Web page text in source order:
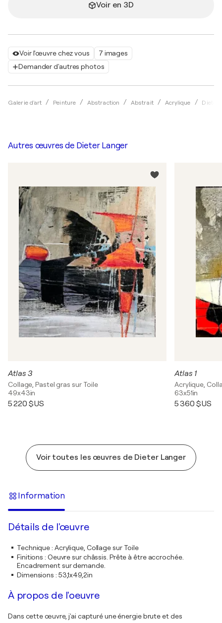
Voir l'œuvre chez vous
7 images
Demander d'autres photos
Galerie d'art Peinture Abstraction Abstrait Acrylique Dieter
Voir en 3D
Autres œuvres de Dieter Langer
Atlas 3
Collage, Pastel gras sur Toile
49x43in
5 220 $US
Atlas 1
Acrylique,
63x51in
5 360 $US
Voir toutes les œuvres de Dieter Langer
Information
Détails de l'œuvre
Technique: Acrylique, Collage sur Toile
Finitions : Oeuvre sur châssis. Prête à être accrochée.
Encadrement sur demande.
Dimensions : 53,1x49,2in
À propos de l'oeuvre
Dans cette œuvre, j'ai capturé une énergie brute et des